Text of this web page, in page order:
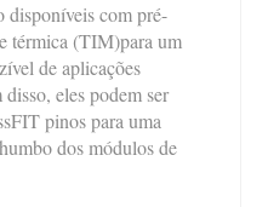
disponíveis com pré-
térmica (TIM)para um
de aplicações
eles podem ser
pinos para uma
dos módulos de